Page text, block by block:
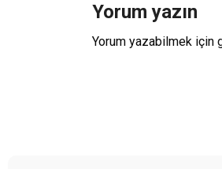
Yorum yazın
Yorum yazabilmek için